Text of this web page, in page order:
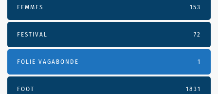
FEMMES 153
FESTIVAL 72
FOLIE VAGABONDE 1
FOOT 1831